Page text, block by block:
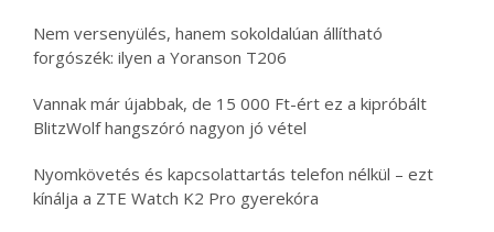
Nem versenyülés, hanem sokoldalúan állítható
forgószék: ilyen a Yoranson T206
Vannak már újabbak, de 15 000 Ft-ért ez a kipróbált
BlitzWolf hangszóró nagyon jó vétel
Nyomkövetés és kapcsolattartás telefon nélkül – ezt
kínálja a ZTE Watch K2 Pro gyerekóra